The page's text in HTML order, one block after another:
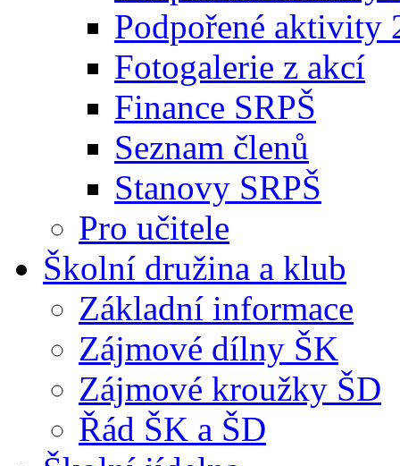
Podpořené aktivity
Fotogalerie z akcí
Finance SRPŠ
Seznam členů
Stanovy SRPŠ
Pro učitele
Školní družina a klub
Základní informace
Zájmové dílny ŠK
Zájmové kroužky ŠD
Řád ŠK a ŠD